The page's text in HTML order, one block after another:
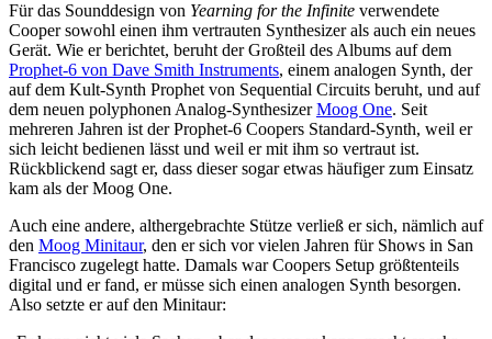
Für das Sounddesign von Yearning for the Infinite verwendete
Cooper sowohl einen ihm vertrauten Synthesizer als auch ein neues
Gerät. Wie er berichtet, beruht der Großteil des Albums auf dem
Prophet-6 von Dave Smith Instruments, einem analogen Synth, der
auf dem Kult-Synth Prophet von Sequential Circuits beruht, und auf
dem neuen polyphonen Analog-SynthesizerMoog One. Seit
mehreren Jahren ist der Prophet-6 Coopers Standard-Synth, weil er
sich leicht bedienen lässt und weil er mit ihm so vertraut ist.
Rückblickend sagt er, dass dieser sogar etwas häufiger zum Einsatz
kam als der Moog One.
Auch eine andere, althergebrachte Stütze verließ er sich, nämlich auf
den Moog Minitaur, den er sich vor vielen Jahren für Shows in San
Francisco zugelegt hatte. Damals war Coopers Setup größtenteils
digital und er fand, er müsse sich einen analogen Synth besorgen.
Also setzte er auf den Minitaur: